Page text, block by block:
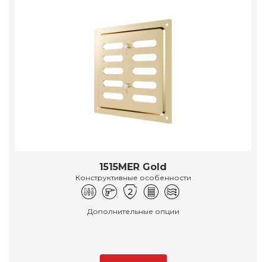
1515MER Gold
Конструктивные особенности
Дополнительные опции